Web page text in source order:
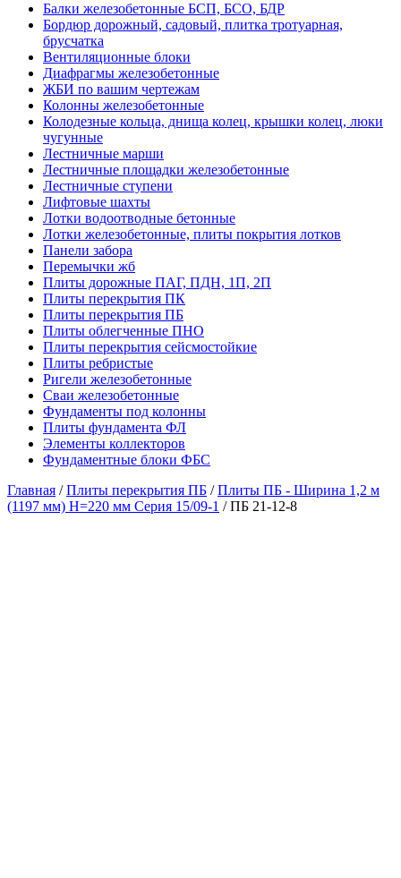
Балки железобетонные БСП, БСО, БДР
Бордюр дорожный, садовый, плитка тротуарная,
брусчатка
Вентиляционные блоки
Диафрагмы железобетонные
ЖБИ по вашим чертежам
Колонны железобетонные
Колодезные кольца, днища колец, крышки колец, люки
чугунные
Лестничные марши
Лестничные площадки железобетонные
Лестничные ступени
Лифтовые шахты
Лотки водоотводные бетонные
Лотки железобетонные, плиты покрытия лотков
Панели забора
Перемычки жб
Плиты дорожные ПАГ, ПДН, 1П, 2П
Плиты перекрытия ПК
Плиты перекрытия ПБ
Плиты облегченные ПНО
Плиты перекрытия сейсмостойкие
Плиты ребристые
Ригели железобетонные
Сваи железобетонные
Фундаменты под колонны
Плиты фундамента ФЛ
Элементы коллекторов
Фундаментные блоки ФБС
Главная /Плиты перекрытия ПБ /Плиты ПБ - Ширина 1,2 м
(1197 мм) H=220 мм Серия 15/09-1 / ПБ 21-12-8